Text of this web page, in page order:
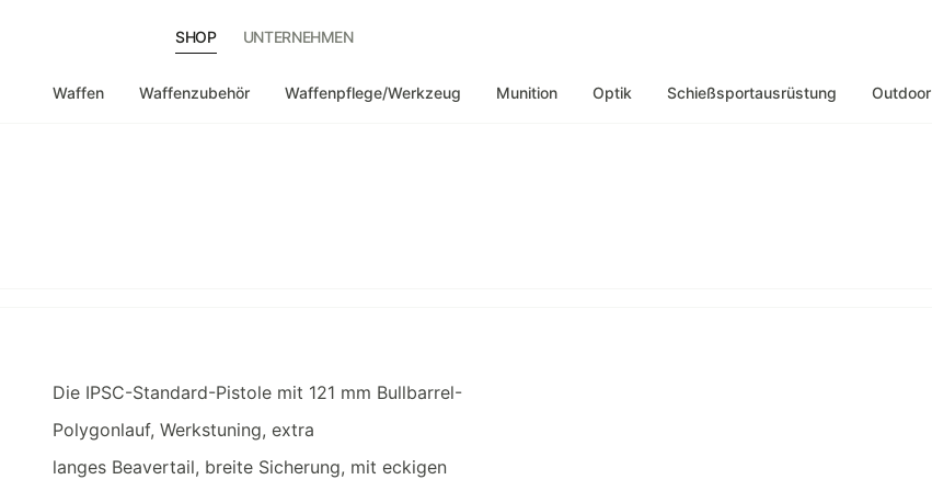
SHOP UNTERNEHMEN
Waffen Waffenzubehör Waffenpflege/Werkzeug Munition Optik Schießsportausrüstung Outdoor
Die IPSC-Standard-Pistole mit 121 mm Bullbarrel-
Polygonlauf, Werkstuning, extra
langes Beavertail, breite Sicherung, mit eckigen